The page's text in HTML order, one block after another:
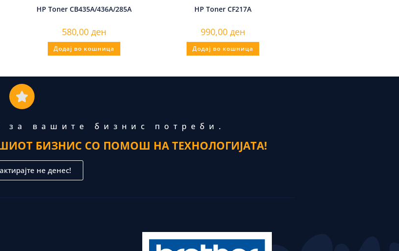
HP Toner CB435A/436A/285A
580,00 ден
Додај во кошница
HP Toner CF217A
990,00 ден
Додај во кошница
за вашите бизнис потреби.
БИЗНИС СО ПОМОШ НА ТЕХНОЛОГИЈАТА!
не денес!